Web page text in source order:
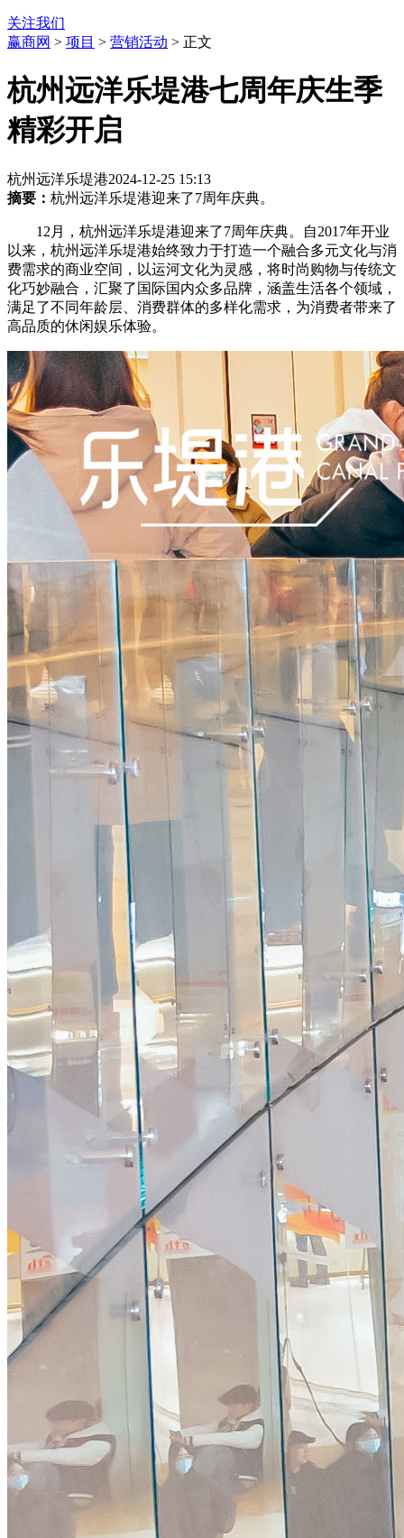
关注我们
赢商网 > 项目 > 营销活动 > 正文
杭州远洋乐堤港七周年庆生季
精彩开启
杭州远洋乐堤港2024-12-25 15:13
摘要： 杭州远洋乐堤港迎来了7周年庆典。
12月，杭州远洋乐堤港迎来了7周年庆典。自2017年开业
以来，杭州远洋乐堤港始终致力于打造一个融合多元文化与消
费需求的商业空间，以运河文化为灵感，将时尚购物与传统文
化巧妙融合，汇聚了国际国内众多品牌，涵盖生活各个领域，
满足了不同年龄层、消费群体的多样化需求，为消费者带来了
高品质的休闲娱乐体验。